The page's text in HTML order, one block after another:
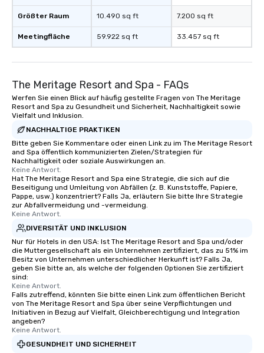
Größter Raum
Meetingfläche
10.490 sq ft
59.922 sq ft
7.200 sq ft
33.457 sq ft
The Meritage Resort and Spa - FAQs
Werfen Sie einen Blick auf häufig gestellte Fragen von The Meritage
Resort and Spa zu Gesundheit und Sicherheit, Nachhaltigkeit sowie
Vielfalt und Inklusion.
NACHHALTIGE PRAKTIKEN
Bitte geben Sie Kommentare oder einen Link zu im The Meritage Resort
and Spa öffentlich kommunizierten Zielen/Strategien für
Nachhaltigkeit oder soziale Auswirkungen an.
Keine Antwort.
Hat The Meritage Resort and Spa eine Strategie, die sich auf die
Beseitigung und Umleitung von Abfällen (z. B. Kunststoffe, Papiere,
Pappe, usw.) konzentriert? Falls Ja, erläutern Sie bitte Ihre Strategie
zur Abfallvermeidung und -vermeidung.
Keine Antwort.
DIVERSITÄT UND INKLUSION
Nur für Hotels in den USA: Ist The Meritage Resort and Spa und/oder
die Muttergesellschaft als ein Unternehmen zertifiziert, das zu 51% im
Besitz von Unternehmen unterschiedlicher Herkunft ist? Falls Ja,
geben Sie bitte an, als welche der folgenden Optionen Sie zertifiziert
sind:
Keine Antwort.
Falls zutreffend, könnten Sie bitte einen Link zum öffentlichen Bericht
von The Meritage Resort and Spa über seine Verpflichtungen und
Initiativen in Bezug auf Vielfalt, Gleichberechtigung und Integration
angeben?
Keine Antwort.
GESUNDHEIT UND SICHERHEIT